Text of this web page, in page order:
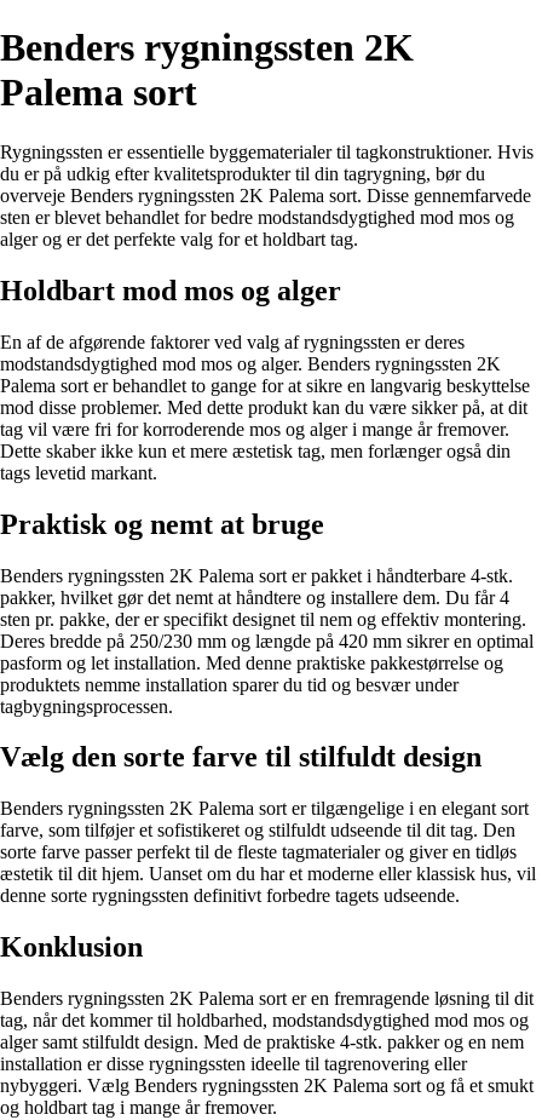
Benders rygningssten 2K
Palema sort
Rygningssten er essentielle byggematerialer til tagkonstruktioner. Hvis
du er på udkig efter kvalitetsprodukter til din tagrygning, bør du
overveje Benders rygningssten 2K Palema sort. Disse gennemfarvede
sten er blevet behandlet for bedre modstandsdygtighed mod mos og
alger og er det perfekte valg for et holdbart tag.
Holdbart mod mos og alger
En af de afgørende faktorer ved valg af rygningssten er deres
modstandsdygtighed mod mos og alger. Benders rygningssten 2K
Palema sort er behandlet to gange for at sikre en langvarig beskyttelse
mod disse problemer. Med dette produkt kan du være sikker på, at dit
tag vil være fri for korroderende mos og alger i mange år fremover.
Dette skaber ikke kun et mere æstetisk tag, men forlænger også din
tags levetid markant.
Praktisk og nemt at bruge
Benders rygningssten 2K Palema sort er pakket i håndterbare 4-stk.
pakker, hvilket gør det nemt at håndtere og installere dem. Du får 4
sten pr. pakke, der er specifikt designet til nem og effektiv montering.
Deres bredde på 250/230 mm og længde på 420 mm sikrer en optimal
pasform og let installation. Med denne praktiske pakkestørrelse og
produktets nemme installation sparer du tid og besvær under
tagbygningsprocessen.
Vælg den sorte farve til stilfuldt design
Benders rygningssten 2K Palema sort er tilgængelige i en elegant sort
farve, som tilføjer et sofistikeret og stilfuldt udseende til dit tag. Den
sorte farve passer perfekt til de fleste tagmaterialer og giver en tidløs
æstetik til dit hjem. Uanset om du har et moderne eller klassisk hus, vil
denne sorte rygningssten definitivt forbedre tagets udseende.
Konklusion
Benders rygningssten 2K Palema sort er en fremragende løsning til dit
tag, når det kommer til holdbarhed, modstandsdygtighed mod mos og
alger samt stilfuldt design. Med de praktiske 4-stk. pakker og en nem
installation er disse rygningssten ideelle til tagrenovering eller
nybyggeri. Vælg Benders rygningssten 2K Palema sort og få et smukt
og holdbart tag i mange år fremover.